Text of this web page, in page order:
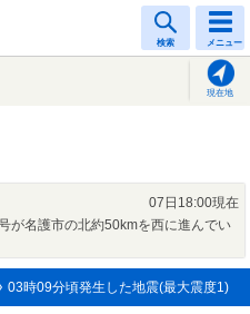
検索 メニュー
現在地
07日18:00現在
が名護市の北約50kmを西に進んでい
03時09分頃発生した地震(最大震度1)